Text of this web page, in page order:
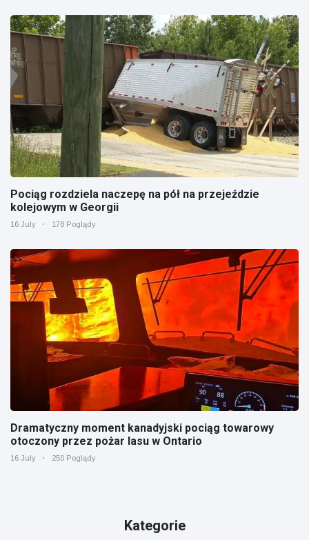
Pociąg rozdziela naczepę na pół na przejeździe
kolejowym w Georgii
16 July 178 Poglądy
Dramatyczny moment kanadyjski pociąg towarowy
otoczony przez pożar lasu w Ontario
16 July 250 Poglądy
Kategorie